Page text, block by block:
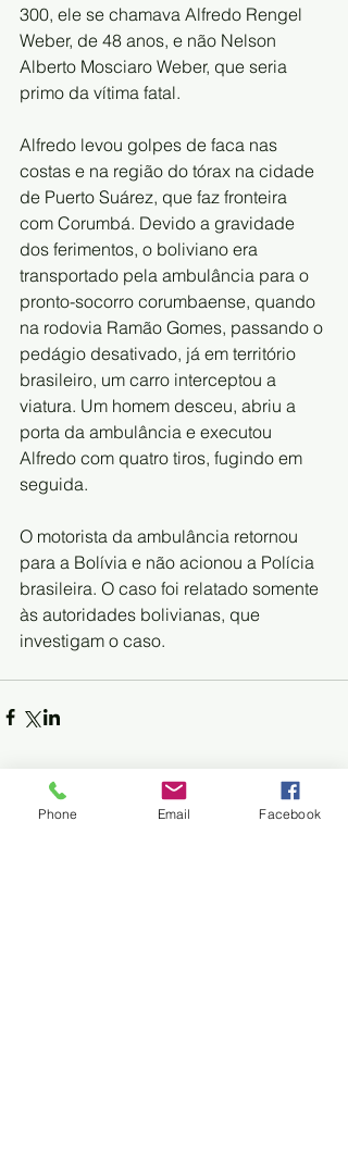
300, ele se chamava Alfredo Rengel
Weber, de 48 anos, e não Nelson
Alberto Mosciaro Weber, que seria
primo da vítima fatal.
Alfredo levou golpes de faca nas
costas e na região do tórax na cidade
de Puerto Suárez, que faz fronteira
com Corumbá. Devido a gravidade
dos ferimentos, o boliviano era
transportado pela ambulância para o
pronto-socorro corumbaense, quando
na rodovia Ramão Gomes, passando o
pedágio desativado, já em território
brasileiro, um carro interceptou a
viatura. Um homem desceu, abriu a
porta da ambulância e executou
Alfredo com quatro tiros, fugindo em
seguida.
O motorista da ambulância retornou
para a Bolívia e não acionou a Polícia
brasileira. O caso foi relatado somente
às autoridades bolivianas, que
investigam o caso.
Phone Email Facebook